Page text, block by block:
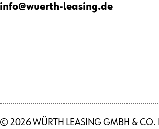
info@wuerth-leasing.de
© 2026 WÜRTH LEASING GMBH & CO.